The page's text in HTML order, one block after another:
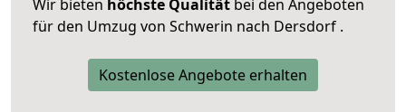
Wir bieten höchste Qualität bei den Angeboten
für den Umzug von Schwerin nach Dersdorf .
Kostenlose Angebote erhalten